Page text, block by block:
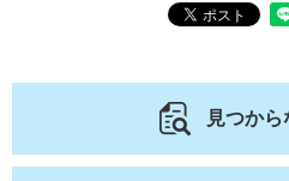
見つか